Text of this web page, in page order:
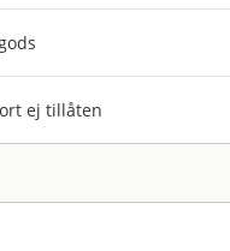
ej tillåten